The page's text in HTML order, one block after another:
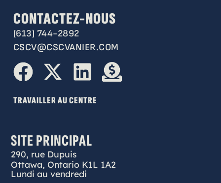
CONTACTEZ-NOUS
(613) 744-2892
CSCV@CSCVANIER.COM
TRAVAILLER AU CENTRE
SITE PRINCIPAL
290, rue Dupuis
Ottawa, Ontario K1L 1A2
Lundi au vendredi